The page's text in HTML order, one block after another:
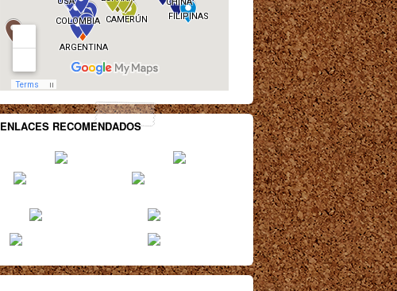
ENLACES RECOMENDADOS